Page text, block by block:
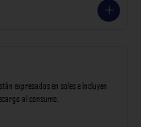
expresados en soles e incluyen
al consumo.